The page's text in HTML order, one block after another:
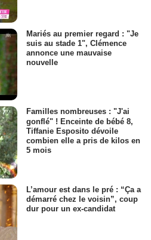
Mariés au premier regard : "Je
suis au stade 1", Clémence
annonce une mauvaise
nouvelle
Familles nombreuses : "J'ai
gonflé" ! Enceinte de bébé 8,
Tiffanie Esposito dévoile
combien elle a pris de kilos en
5 mois
L’amour est dans le pré : “Ça a
démarré chez le voisin”, coup
dur pour un ex-candidat